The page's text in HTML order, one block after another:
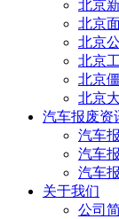
北京
北京
北京
北京
北京
北京
汽车报废资
汽车
汽车
汽车
关于我们
公司